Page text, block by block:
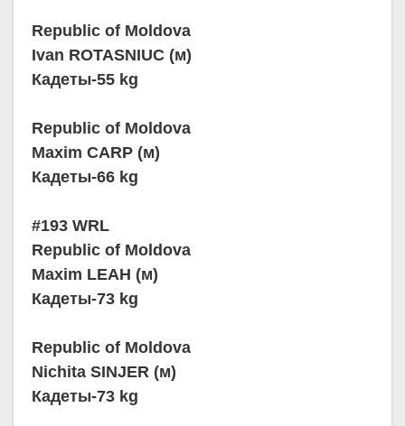
Republic of Moldova
Ivan ROTASNIUC (м)
Кадеты-55 kg
Republic of Moldova
Maxim CARP (м)
Кадеты-66 kg
#193 WRL
Republic of Moldova
Maxim LEAH (м)
Кадеты-73 kg
Republic of Moldova
Nichita SINJER (м)
Кадеты-73 kg